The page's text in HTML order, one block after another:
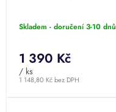
Skladem - doručení 3-10 dnů
1 148,80 Kč bez DPH
1 390 Kč
/ ks